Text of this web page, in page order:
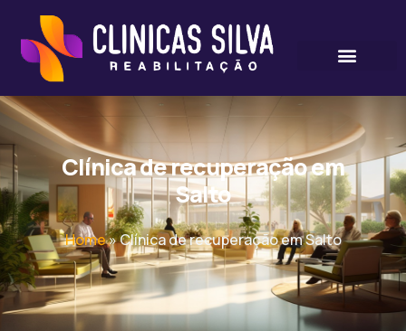
Clínica de recuperação em
Salto
Home»Clínica de recuperação em Salto